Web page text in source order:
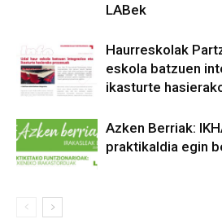
LABek
Haurreskolak
eskola batzuen
ikasturte
Azken Berriak:
praktikaldia egin